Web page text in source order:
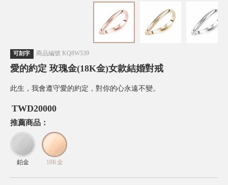
可刻字 商品編號 KQ8W539
愛的約定 玫瑰金(18K金)女款結婚對戒
此生，我會遵守愛的約定，對你的心永遠不變。
TWD20000
推薦商品：
鉑金 18K金